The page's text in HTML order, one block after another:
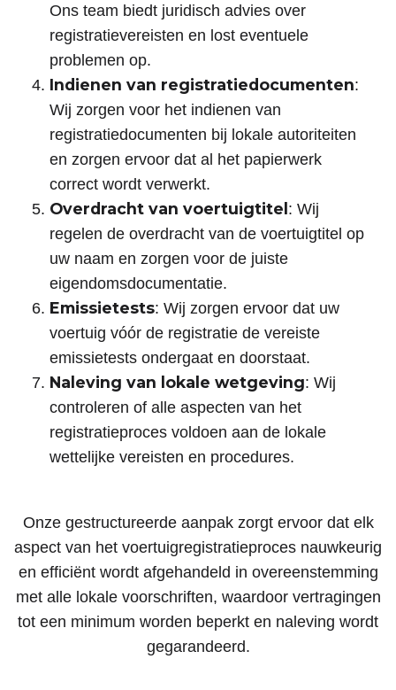
Ons team biedt juridisch advies over
registratievereisten en lost eventuele
problemen op.
Indienen van registratiedocumenten:
Wij zorgen voor het indienen van
registratiedocumenten bij lokale autoriteiten
en zorgen ervoor dat al het papierwerk
correct wordt verwerkt.
Overdracht van voertuigtitel: Wij
regelen de overdracht van de voertuigtitel op
uw naam en zorgen voor de juiste
eigendomsdocumentatie.
Emissietests: Wij zorgen ervoor dat uw
voertuig vóór de registratie de vereiste
emissietests ondergaat en doorstaat.
Naleving van lokale wetgeving: Wij
controleren of alle aspecten van het
registratieproces voldoen aan de lokale
wettelijke vereisten en procedures.
Onze gestructureerde aanpak zorgt ervoor dat elk
aspect van het voertuigregistratieproces nauwkeurig
en efficiënt wordt afgehandeld in overeenstemming
met alle lokale voorschriften, waardoor vertragingen
tot een minimum worden beperkt en naleving wordt
gegarandeerd.